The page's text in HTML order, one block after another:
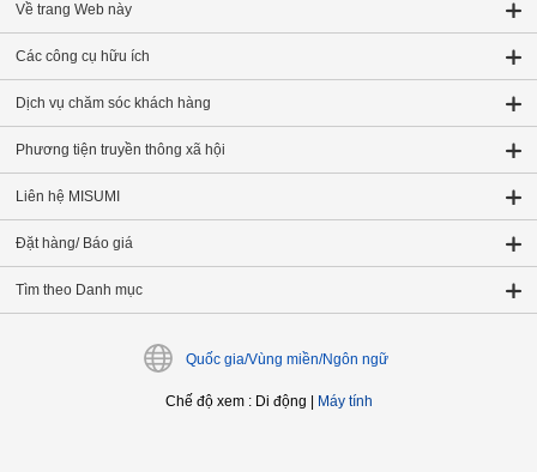
Về trang Web này
Các công cụ hữu ích
Dịch vụ chăm sóc khách hàng
Phương tiện truyền thông xã hội
Liên hệ MISUMI
Đặt hàng/ Báo giá
Tìm theo Danh mục
Quốc gia/Vùng miền/Ngôn ngữ
Chế độ xem: Di động Máy tính